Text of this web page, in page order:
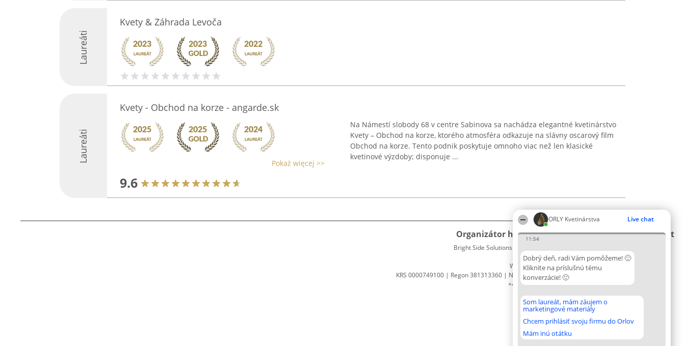
ORLY Kvetinárstva Live chat
11:54
Dobrý deň, radi Vám pomôžeme! 🙂
Kliknite na príslušnú tému
konverzácie! 🙂
Som laureát, mám záujem o
marketingové materiály
Chcem prihlásiť svoju firmu do Orlov
Mám inú otátku
Laureáti
Kvety & Záhrada Levoča
Laureáti
Kvety - Obchod na korze - angarde.sk
Pokaż więcej >>
9.6
Na Námestí slobody 68 v centre Sabinova sa nachádza elegantné kvetinárstvo
Kvety – Obchod na korze, ktorého atmosféra odkazuje na slávny oscarový film
Obchod na korze. Tento podnik poskytuje omnoho viac než len klasické
kvetinové výzdoby; disponuje ...
Organizátor hodnotenia
Bright Side Solutions sp. z o. o. sp. k.
ul. Ruska 22
Wrocław 50-079
KRS 0000749100 | Regon 381313360 | NIP 8943132676
+48 508 492 400
Hodnotenie
Lista
wszystkich
Podmienky
podmienky
Zásady
ochrany
údajov
Kontakt